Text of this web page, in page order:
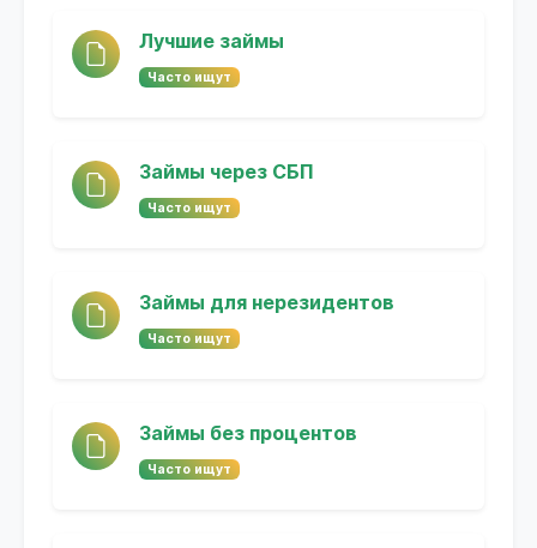
Лучшие займы
Часто ищут
Займы через СБП
Часто ищут
Займы для нерезидентов
Часто ищут
Займы без процентов
Часто ищут